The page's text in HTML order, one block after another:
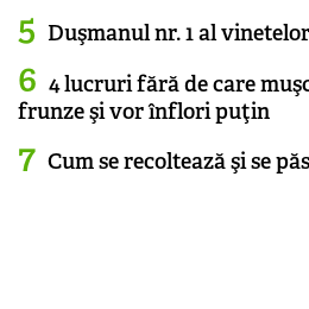
Duşmanul nr. 1 al
4 lucruri fără de care
frunze şi vor înflori puţin
Cum se recoltează şi se